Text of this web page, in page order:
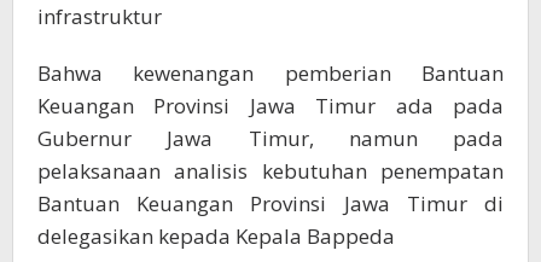
infrastruktur
Bahwa kewenangan pemberian Bantuan
Keuangan Provinsi Jawa Timur ada pada
Gubernur Jawa Timur, namun pada
pelaksanaan analisis kebutuhan penempatan
Bantuan Keuangan Provinsi Jawa Timur di
delegasikan kepada Kepala Bappeda